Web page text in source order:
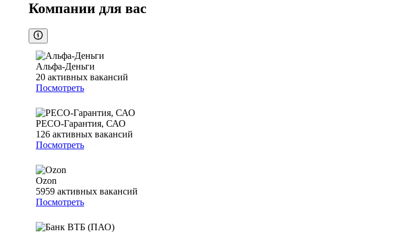
Компании для вас
Альфа-Деньги
20 активных вакансий
Посмотреть
РЕСО-Гарантия, САО
126 активных вакансий
Посмотреть
Ozon
5959 активных вакансий
Посмотреть